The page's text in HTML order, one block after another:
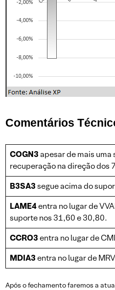
Comentários
COGN3apesar de mais
recuperação na direção dos
B3SA3segue acima do
LAME4entra no lugar de
suporte nos 31,60 e 30,80.
CCRO3entra no lugar de
MDIA3entra no lugar de
Após o fechamento faremos a